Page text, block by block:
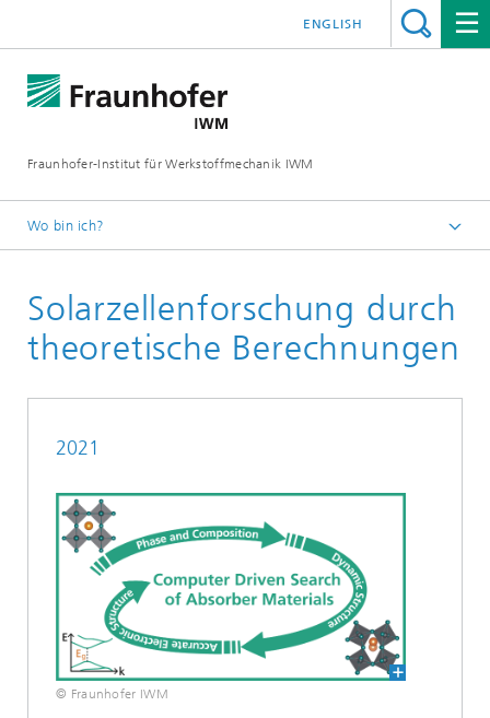
Fraunhofer-Institut für Werkstoffmechanik IWM
ENGLISH
Wo bin ich?
Geschäftsfelder
Werkstoffbewertung und Lebensdauerkonzepte
Solarzellenforschung durch
theoretische Berechnungen
2021
© Fraunhofer IWM